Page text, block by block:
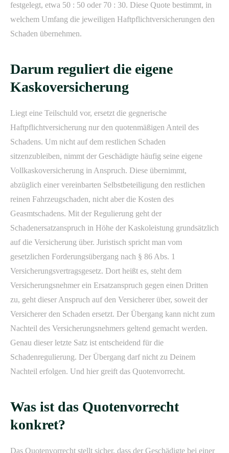
festgelegt, etwa 50 : 50 oder 70 : 30. Diese Quote bestimmt, in
welchem Umfang die jeweiligen Haftpflichtversicherungen den
Schaden übernehmen.
Darum reguliert die eigene
Kaskoversicherung
Liegt eine Teilschuld vor, ersetzt die gegnerische
Haftpflichtversicherung nur den quotenmäßigen Anteil des
Schadens. Um nicht auf dem restlichen Schaden
sitzenzubleiben, nimmt der Geschädigte häufig seine eigene
Vollkaskoversicherung in Anspruch. Diese übernimmt,
abzüglich einer vereinbarten Selbstbeteiligung den restlichen
reinen Fahrzeugschaden, nicht aber die Kosten des
Geasmtschadens. Mit der Regulierung geht der
Schadenersatzanspruch in Höhe der Kaskoleistung grundsätzlich
auf die Versicherung über. Juristisch spricht man vom
gesetzlichen Forderungsübergang nach § 86 Abs. 1
Versicherungsvertragsgesetz. Dort heißt es, steht dem
Versicherungsnehmer ein Ersatzanspruch gegen einen Dritten
zu, geht dieser Anspruch auf den Versicherer über, soweit der
Versicherer den Schaden ersetzt. Der Übergang kann nicht zum
Nachteil des Versicherungsnehmers geltend gemacht werden.
Genau dieser letzte Satz ist entscheidend für die
Schadenregulierung. Der Übergang darf nicht zu Deinem
Nachteil erfolgen. Und hier greift das Quotenvorrecht.
Was ist das Quotenvorrecht
konkret?
Das Quotenvorrecht stellt sicher, dass der Geschädigte bei einer